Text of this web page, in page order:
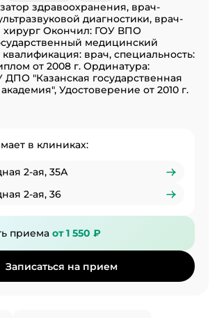
здравоохранения, врач-
диагностики, врач-
хирург Окончил: ГОУ ВПО
медицинский
квалификация: врач, специальность:
от 2008 г. Ординатура:
ДПО "Казанская государственная
Удостоверение от 2010 г.
в клиниках:
2-ая, 35А
2-ая, 36
приема от 1 550 ₽
Записаться на прием